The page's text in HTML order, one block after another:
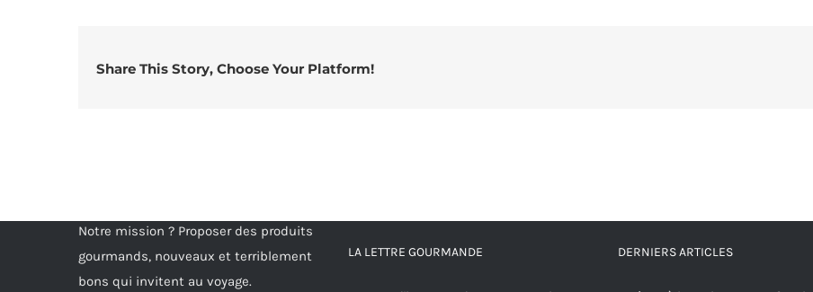
Share This Story, Choose Your Platform!
Notre mission ? Proposer des produits
gourmands, nouveaux et terriblement
bons qui invitent au voyage.
LA LETTRE GOURMANDE DERNIERS ARTICLES